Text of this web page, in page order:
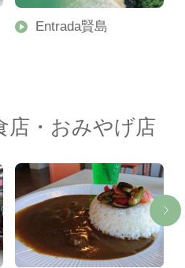
Entrada賢島
店・おみやげ店